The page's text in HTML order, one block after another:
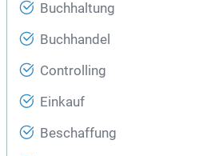
Buchhaltung
Buchhandel
Controlling
Einkauf
Beschaffung